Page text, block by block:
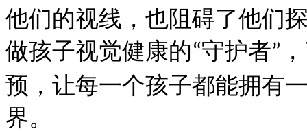
他们的视线，也阻碍了他们
做孩子视觉健康的“守护者”
预，让每一个孩子都能拥有
界。